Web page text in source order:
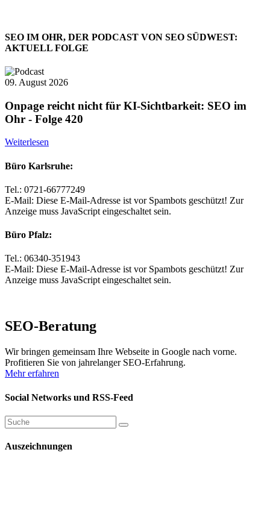
SEO IM OHR, DER PODCAST VON SEO SÜDWEST:
AKTUELL FOLGE
09. August 2026
Onpage reicht nicht für KI-Sichtbarkeit: SEO im
Ohr - Folge 420
Weiterlesen
Büro Karlsruhe:
Tel.: 0721-66777249
E-Mail: Diese E-Mail-Adresse ist vor Spambots geschützt! Zur
Anzeige muss JavaScript eingeschaltet sein.
Büro Pfalz:
Tel.: 06340-351943
E-Mail: Diese E-Mail-Adresse ist vor Spambots geschützt! Zur
Anzeige muss JavaScript eingeschaltet sein.
SEO-Beratung
Wir bringen gemeinsam Ihre Webseite in Google nach vorne.
Profitieren Sie von jahrelanger SEO-Erfahrung.
Mehr erfahren
Social Networks und RSS-Feed
Auszeichnungen